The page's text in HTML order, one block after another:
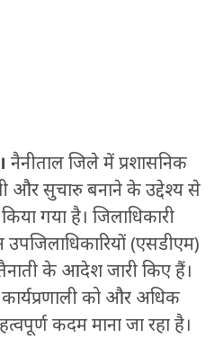
नैनीताल जिले में प्रशासनिक
और सुचारु बनाने के उद्देश्य से
गया है। जिलाधिकारी
(एसडीएम)
के आदेश जारी किए हैं।
को और अधिक
कदम माना जा रहा है।